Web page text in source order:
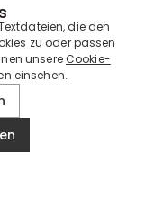
Reserved.
die den
zu oder passen
unsereCookie-
einsehen.